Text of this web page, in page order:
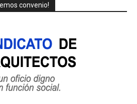
convenio!